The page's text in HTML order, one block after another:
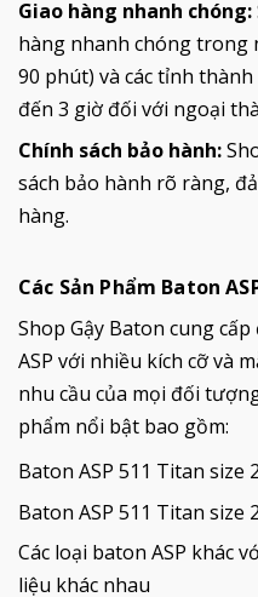
Giao hàng nhanh chóng:
hàng nhanh chóng trong
90 phút) và các tỉnh
đến 3 giờ đối với ngoại
Chính sách bảo hành:
sách bảo hành rõ ràng,
hàng.
Các Sản Phẩm Baton
Shop Gậy Baton cung
ASP với nhiều kích cỡ và
nhu cầu của mọi đối
phẩm nổi bật bao gồm:
Baton ASP 511 Titan size
Baton ASP 511 Titan size
Các loại baton ASP khác
liệu khác nhau